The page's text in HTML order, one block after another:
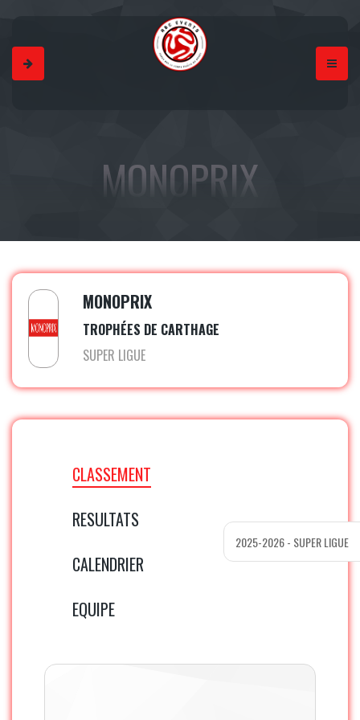
MONOPRIX
MONOPRIX
TROPHÉES DE CARTHAGE
SUPER LIGUE
CLASSEMENT
RESULTATS
CALENDRIER
EQUIPE